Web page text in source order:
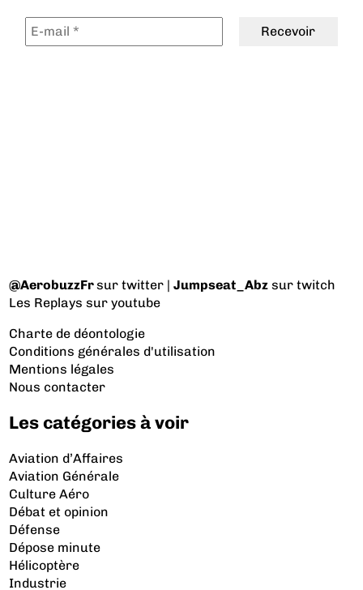
@AerobuzzFrsur twitter |Jumpseat_Abz sur twitch
Les Replays sur youtube
Charte de déontologie
Conditions générales d'utilisation
Mentions légales
Nous contacter
Les catégories à voir
Aviation d’Affaires
Aviation Générale
Culture Aéro
Débat et opinion
Défense
Dépose minute
Hélicoptère
Industrie